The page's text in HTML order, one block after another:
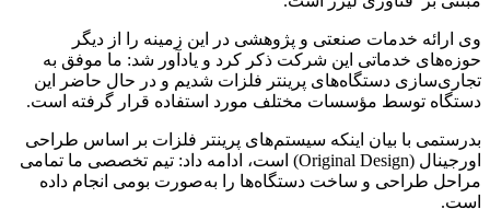
وی ارائه خدمات صنعتی و پژوهشی در این زمینه را از دیگر
حوزه‌های خدماتی این شرکت ذکر کرد و یادآور شد: ما موفق به
تجاری‌سازی دستگاه‌های پرینتر فلزات شدیم و در حال حاضر این
دستگاه توسط مؤسسات مختلف مورد استفاده قرار گرفته است.
بدرستمی با بیان اینکه سیستم‌های پرینتر فلزات بر اساس طراحی
اورجینال (Original Design) است، ادامه داد: تیم تخصصی ما تمامی
مراحل طراحی و ساخت دستگاه‌ها را به‌صورت بومی انجام داده
است.